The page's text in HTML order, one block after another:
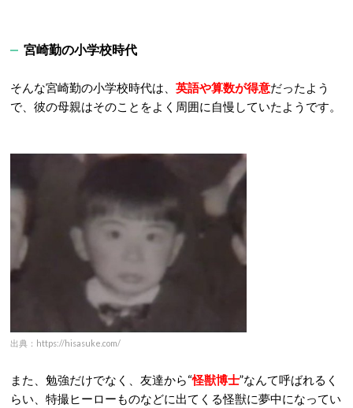
宮崎勤の小学校時代
そんな宮崎勤の小学校時代は、 英語や算数が得意だったよう
で、彼の母親はそのことをよく周囲に自慢していたようです。
出典：https://hisasuke.com/
また、勉強だけでなく、友達から“怪獣博士”なんて呼ばれるく
らい、特撮ヒーローものなどに出てくる怪獣に夢中になってい